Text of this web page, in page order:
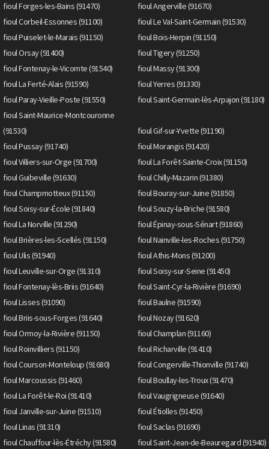
fioul Forges-les-Bains (91470)
fioul Angerville (91670)
fioul Corbeil-Essonnes (91100)
fioul Le Val-Saint-Germain (91530)
fioul Puiselet-le-Marais (91150)
fioul Bois-Herpin (91150)
fioul Orsay (91400)
fioul Tigery (91250)
fioul Fontenay-le-Vicomte (91540)
fioul Massy (91300)
fioul La Ferté-Alais (91590)
fioul Yerres (91330)
fioul Paray-Vieille-Poste (91550)
fioul Saint-Germain-lès-Arpajon (91180)
fioul Saint-Maurice-Montcouronne
(91530)
fioul Gif-sur-Yvette (91190)
fioul Pussay (91740)
fioul Morangis (91420)
fioul Villiers-sur-Orge (91700)
fioul La Forêt-Sainte-Croix (91150)
fioul Guibeville (91630)
fioul Chilly-Mazarin (91380)
fioul Champmotteux (91150)
fioul Bouray-sur-Juine (91850)
fioul Soisy-sur-École (91840)
fioul Souzy-la-Briche (91580)
fioul La Norville (91290)
fioul Épinay-sous-Sénart (91860)
fioul Brières-les-Scellés (91150)
fioul Nainville-les-Roches (91750)
fioul Ulis (91940)
fioul Athis-Mons (91200)
fioul Leuville-sur-Orge (91310)
fioul Soisy-sur-Seine (91450)
fioul Fontenay-lès-Briis (91640)
fioul Saint-Cyr-la-Rivière (91690)
fioul Lisses (91090)
fioul Baulne (91590)
fioul Briis-sous-Forges (91640)
fioul Nozay (91620)
fioul Ormoy-la-Rivière (91150)
fioul Champlan (91160)
fioul Roinvilliers (91150)
fioul Richarville (91410)
fioul Courson-Monteloup (91680)
fioul Congerville-Thionville (91740)
fioul Marcoussis (91460)
fioul Boullay-les-Troux (91470)
fioul La Forêt-le-Roi (91410)
fioul Vaugrigneuse (91640)
fioul Janville-sur-Juine (91510)
fioul Étiolles (91450)
fioul Linas (91310)
fioul Saclas (91690)
fioul Chauffour-lès-Étréchy (91580)
fioul Saint-Jean-de-Beauregard (91940)